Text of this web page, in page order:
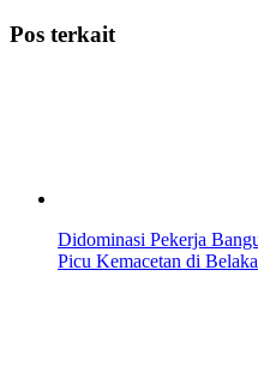
Pos terkait
Didominasi Pekerja
Picu Kemacetan di